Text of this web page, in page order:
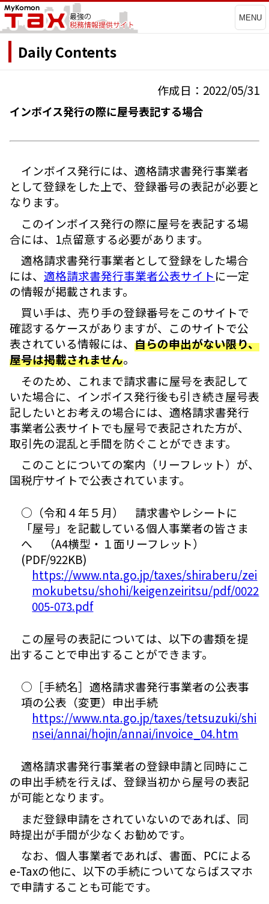
MENU
Daily Contents
作成日：2022/05/31
インボイス発行の際に屋号表記する場合
インボイス発行には、適格請求書発行事業者
として登録をした上で、登録番号の表記が必要と
なります。
このインボイス発行の際に屋号を表記する場
合には、1点留意する必要があります。
適格請求書発行事業者として登録をした場合
には、 適格請求書発行事業者公表サイトに一定
の情報が掲載されます。
買い手は、売り手の登録番号をこのサイトで
確認するケースがありますが、このサイトで公
表されている情報には、 自らの申出がない限り、
屋号は掲載されません。
そのため、これまで請求書に屋号を表記して
いた場合に、インボイス発行後も引き続き屋号表
記したいとお考えの場合には、適格請求書発行
事業者公表サイトでも屋号で表記された方が、
取引先の混乱と手間を防ぐことができます。
このことについての案内（リーフレット）が、
国税庁サイトで公表されています。
○（令和４年５月） 請求書やレシートに
「屋号」を記載している個人事業者の皆さま
へ （A4横型・１面リーフレット）
(PDF/922KB)
https://www.nta.go.jp/taxes/shiraberu/zei
mokubetsu/shohi/keigenzeiritsu/pdf/0022
005-073.pdf
この屋号の表記については、以下の書類を提
出することで申出することができます。
○［手続名］適格請求書発行事業者の公表事
項の公表（変更）申出手続
https://www.nta.go.jp/taxes/tetsuzuki/shi
nsei/annai/hojin/annai/invoice_04.htm
適格請求書発行事業者の登録申請と同時にこ
の申出手続を行えば、登録当初から屋号の表記
が可能となります。
まだ登録申請をされていないのであれば、同
時提出が手間が少なくお勧めです。
なお、個人事業者であれば、書面、PCによる
e-Taxの他に、以下の手続についてならばスマホ
で申請することも可能です。